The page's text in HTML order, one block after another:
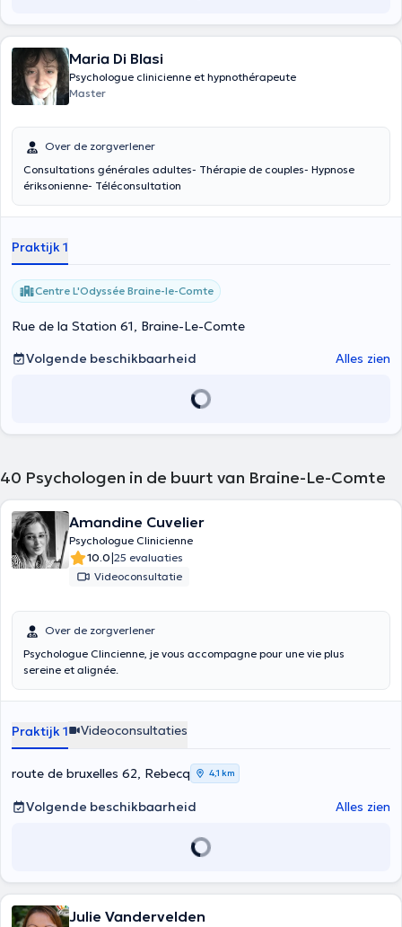
Maria Di Blasi
Psychologue clinicienne et hypnothérapeute
Master
Over de zorgverlener
Consultations générales adultes- Thérapie de couples- Hypnose
ériksonienne- Téléconsultation
Praktijk 1
Centre L'Odyssée Braine-le-Comte
Rue de la Station 61, Braine-Le-Comte
Volgende beschikbaarheid
Alles zien
40 Psychologen in de buurt van Braine-Le-Comte
Amandine Cuvelier
Psychologue Clinicienne
10.0|25 evaluaties
Videoconsultatie
Over de zorgverlener
Psychologue Clincienne, je vous accompagne pour une vie plus
sereine et alignée.
Praktijk 1 Videoconsultaties
route de bruxelles 62, Rebecq 4,1 km
Volgende beschikbaarheid Alles zien
Julie Vandervelden